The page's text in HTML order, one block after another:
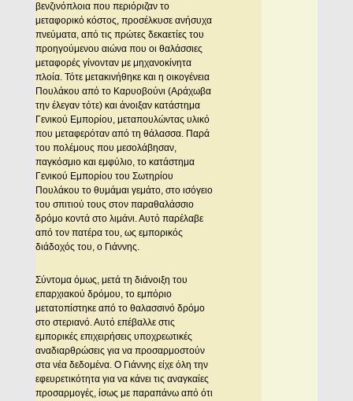
βενζινόπλοια που περιόριζαν το
μεταφορικό κόστος, προσέλκυσε ανήσυχα
πνεύματα, από τις πρώτες δεκαετίες του
προηγούμενου αιώνα που οι θαλάσσιες
μεταφορές γίνονταν με μηχανοκίνητα
πλοία. Τότε μετακινήθηκε και η οικογένεια
Πουλάκου από το Καρυοβούνι (Αράχωβα
την έλεγαν τότε) και άνοιξαν κατάστημα
Γενικού Εμπορίου, μεταπουλώντας υλικό
που μεταφερόταν από τη θάλασσα. Παρά
του πολέμους που μεσολάβησαν,
παγκόσμιο και εμφύλιο, το κατάστημα
Γενικού Εμπορίου του Σωτηρίου
Πουλάκου το θυμάμαι γεμάτο, στο ισόγειο
του σπιτιού τους στον παραθαλάσσιο
δρόμο κοντά στο λιμάνι. Αυτό παρέλαβε
από τον πατέρα του, ως εμπορικός
διάδοχός του, ο Γιάννης.
Σύντομα όμως, μετά τη διάνοιξη του
επαρχιακού δρόμου, το εμπόριο
μετατοπίστηκε από το θαλασσινό δρόμο
στο στεριανό. Αυτό επέβαλλε στις
εμπορικές επιχειρήσεις υποχρεωτικές
αναδιαρθρώσεις για να προσαρμοστούν
στα νέα δεδομένα. Ο Γιάννης είχε όλη την
εφευρετικότητα για να κάνει τις αναγκαίες
προσαρμογές, ίσως με παραπάνω από ότι